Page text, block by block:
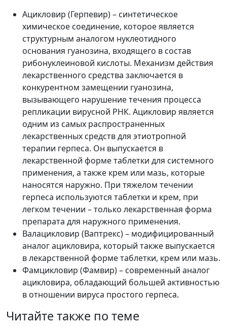
Ацикловир (Герпевир) – синтетическое
химическое соединение, которое является
структурным аналогом нуклеотидного
основания гуанозина, входящего в состав
рибонуклеиновой кислоты. Механизм действия
лекарственного средства заключается в
конкурентном замещении гуанозина,
вызывающего нарушение течения процесса
репликации вирусной РНК. Ацикловир является
одним из самых распространенных
лекарственных средств для этиотропной
терапии герпеса. Он выпускается в
лекарственной форме таблетки для системного
применения, а также крем или мазь, которые
наносятся наружно. При тяжелом течении
герпеса используются таблетки и крем, при
легком течении – только лекарственная форма
препарата для наружного применения.
Валацикловир (Ваптрекс) – модифицированный
аналог ацикловира, который также выпускается
в лекарственной форме таблетки, крем или мазь.
Фамцикловир (Фамвир) – современный аналог
ацикловира, обладающий большей активностью
в отношении вируса простого герпеса.
Читайте также по теме